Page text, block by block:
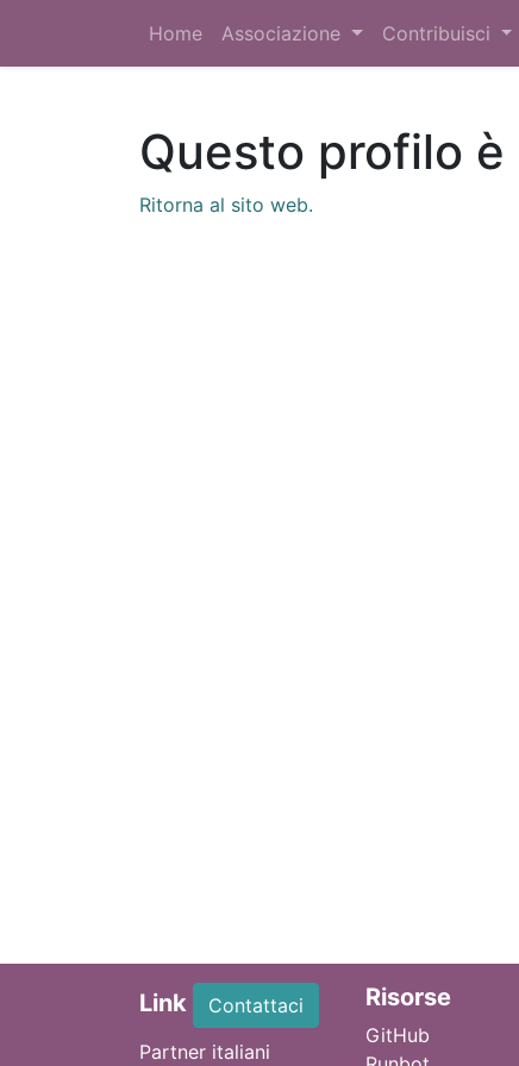
Home Associazione Contribuisci
Questo profilo
Ritorna al sito web.
Link
Contattaci
Partner italiani
Risorse
GitHub